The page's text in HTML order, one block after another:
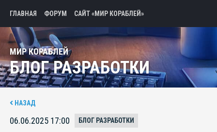
ГЛАВНАЯ ФОРУМ САЙТ «МИР КОРАБЛЕЙ»
МИР КОРАБЛЕЙ
БЛОГ РАЗРАБОТКИ
НАЗАД
06.06.2025 17:00 БЛОГ РАЗРАБОТКИ